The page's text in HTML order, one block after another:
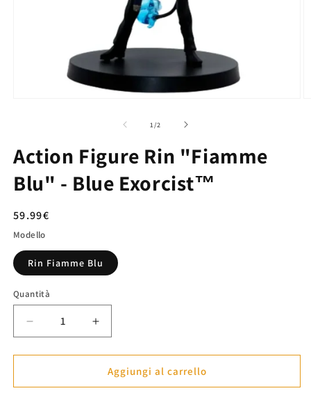
1 /su
2
Action Figure Rin "Fiamme
Blu" - Blue Exorcist™
Prezzo
di
listino
59.99€
Modello
Rin Fiamme Blu
Quantità
Diminuisci
quantità
per
Figure
Aumenta
quantità
per
Action
Figure
Aggiungi al carrello